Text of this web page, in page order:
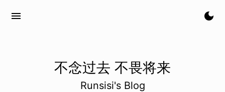
menu dark_mode
不念过去 不畏将来
Runsisi's Blog